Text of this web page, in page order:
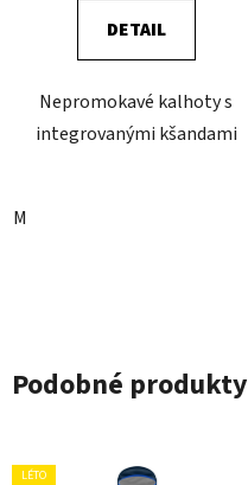
DETAIL
Nepromokavé kalhoty s
integrovanými kšandami
M
Podobné produkty
LÉTO